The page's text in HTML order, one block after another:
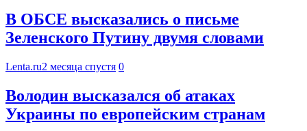
В ОБСЕ высказались о письме
Зеленского Путину двумя словами
Lenta.ru2 месяца спустя 0
Володин высказался об атаках
Украины по европейским странам